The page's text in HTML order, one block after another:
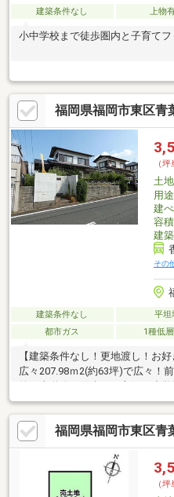
建築条件なし 上物
小中学校まで徒歩圏内と子育て
福岡県福岡市東区青
（
土
用
建
容
建
その
建築条件なし 平坦
都市ガス
1種低
【建築条件なし！更地渡し！お
広々207.98ｍ2(約63坪)で広々！
的！南道路で陽当たり良好！小
育て安心♪
福岡県福岡市東区青
（